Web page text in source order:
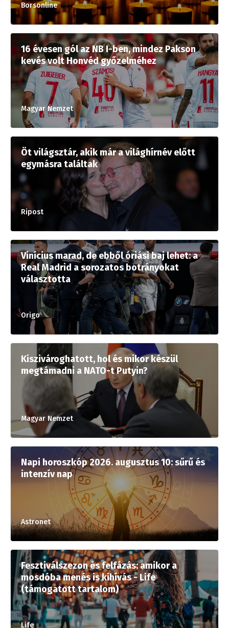
Borsonline
16 évesen gól az NB I-ben, mindez Pakson
kevés volt Honvéd győzelméhez
Magyar Nemzet
Öt világsztár, akik már a világhírnév előtt
egymásra találtak
Ripost
Vinícius marad, de ebből óriási baj lehet: a
Real Madrid a sorozatos botrányokat
választotta
Origo
Kiszivároghatott, hol és mikor készül
megtámadni a NATO-t Putyin?
Magyar Nemzet
Napi horoszkóp 2026. augusztus 10: sűrű és
intenzív nap
Astronet
Fesztiválszezon és felfázás: amikor a
mosdóba menés is kihívás - Life
(támogatott tartalom)
Life